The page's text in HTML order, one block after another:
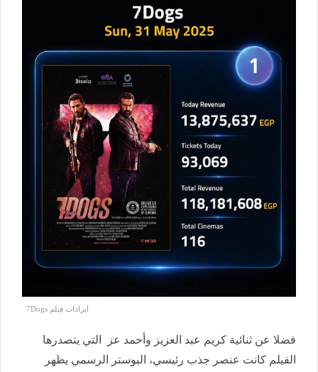
ايرادات فيلم 7Dogs
فضلا عن ثنائية كريم عبد العزيز وأحمد عز التي يتصدرها
الفيلم كانت عنصر جذب رئيسي، البوستر الرسمي يظهر